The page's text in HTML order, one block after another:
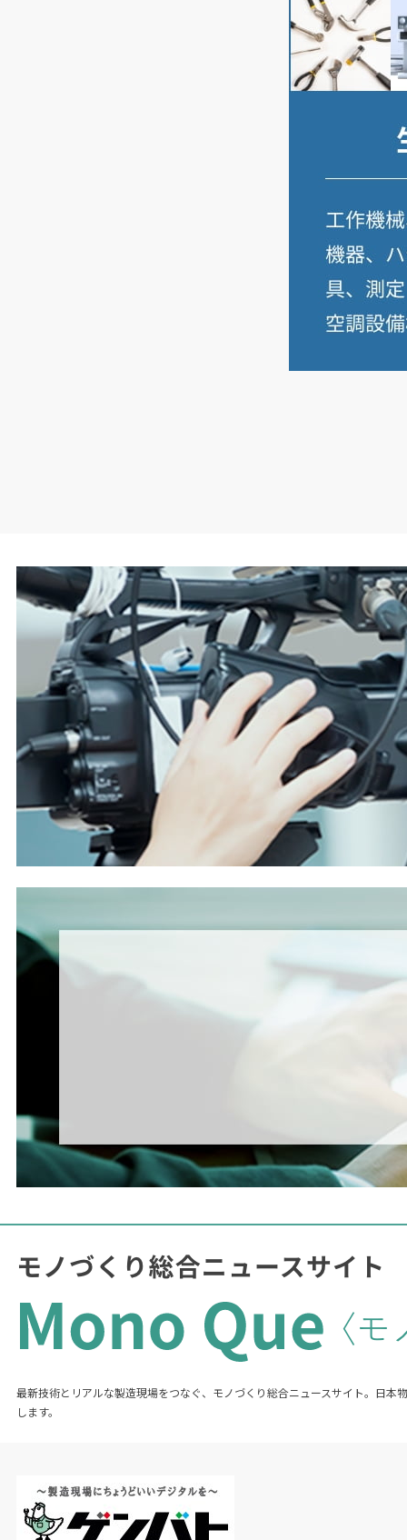
最新技術とリアルな製造現場をつなぐ、モノづくり総合ニュースサイト。日本
します。